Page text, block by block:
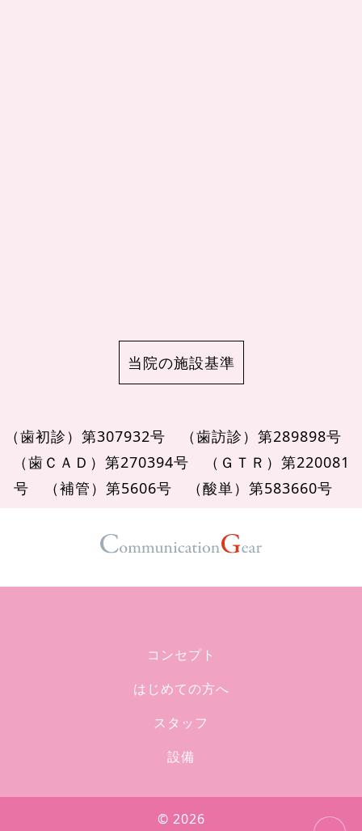
当院の施設基準
（歯初診）第307932号
（歯訪診）第289898号
（歯ＣＡＤ）第270394号
（ＧＴＲ）第220081
号
（補管）第5606号 （酸単）第583660号
コンセプト
はじめての方へ
スタッフ
設備
© 2026